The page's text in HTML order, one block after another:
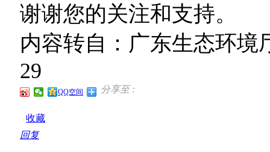
谢谢您的关注和支持。
内容转自：广东生态环境
29
分享至 :
QQ空间
收藏
回复